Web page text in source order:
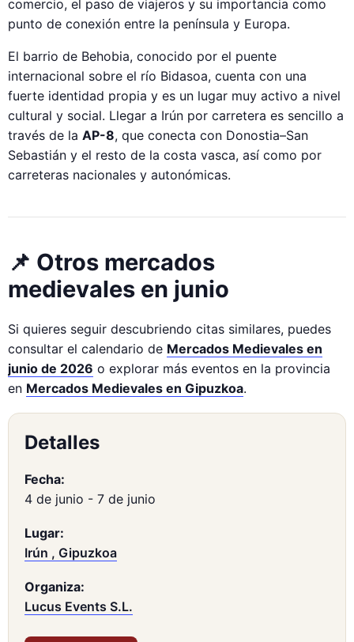
comercio, el paso de viajeros y su importancia como
punto de conexión entre la península y Europa.
El barrio de Behobia, conocido por el puente
internacional sobre el río Bidasoa, cuenta con una
fuerte identidad propia y es un lugar muy activo a nivel
cultural y social. Llegar a Irún por carretera es sencillo a
través de la AP-8, que conecta con Donostia–San
Sebastián y el resto de la costa vasca, así como por
carreteras nacionales y autonómicas.
📌 Otros mercados
medievales en junio
Si quieres seguir descubriendo citas similares, puedes
consultar el calendario de Mercados Medievales en
junio de 2026 o explorar más eventos en la provincia
en Mercados Medievales en Gipuzkoa.
Detalles
Fecha:
4 de junio - 7 de junio
Lugar:
Irún , Gipuzkoa
Organiza:
Lucus Events S.L.